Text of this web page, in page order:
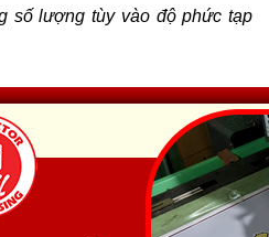
số lượng tùy vào độ phức tạp